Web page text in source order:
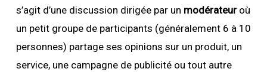
s’agit d’une discussion dirigée par un modérateuroù
un petit groupe de participants (généralement 6 à 10
personnes) partage ses opinions sur un produit, un
service, une campagne de publicité ou tout autre